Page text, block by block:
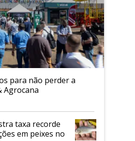
para não perder a
Agrocana
taxa recorde
em peixes no